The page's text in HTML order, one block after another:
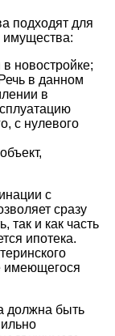
подходят для
имущества:
новостройке;
в данном
в
с нулевого
с
сразу
так и как часть
ипотека.
имеющегося
должна быть